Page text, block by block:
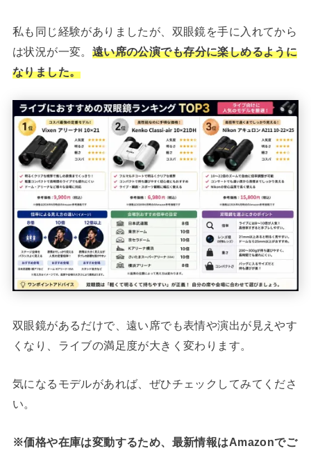
私も同じ経験がありましたが、双眼鏡を手に入れてから
は状況が一変。 遠い席の公演でも存分に楽しめるように
なりました。
双眼鏡があるだけで、遠い席でも表情や演出が見えやす
くなり、ライブの満足度が大きく変わります。
気になるモデルがあれば、ぜひチェックしてみてくださ
い。
※価格や在庫は変動するため、最新情報はAmazonでご